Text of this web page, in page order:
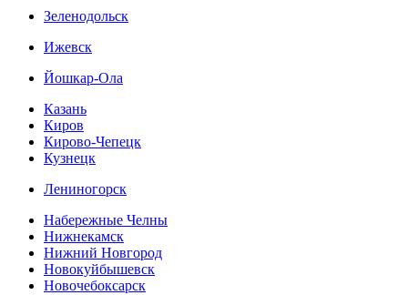
Зеленодольск
Ижевск
Йошкар-Ола
Казань
Киров
Кирово-Чепецк
Кузнецк
Лениногорск
Набережные Челны
Нижнекамск
Нижний Новгород
Новокуйбышевск
Новочебоксарск